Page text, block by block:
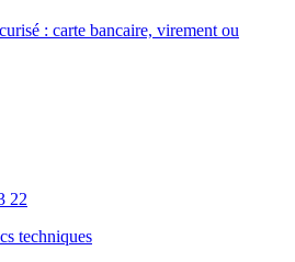
: carte bancaire, virement ou
22
techniques